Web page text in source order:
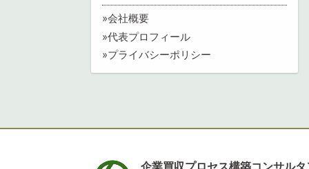
会社概要
代表プロフィール
プライバシーポリシー
企業買収プロセス構築コンサル